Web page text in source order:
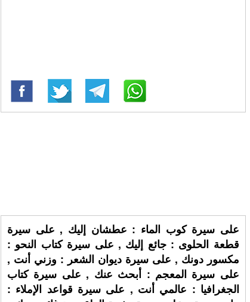
على سيرة كوب الماء : عطشان إليك , على سيرة
قطعة الحلوى : جائع إليك , على سيرة كتاب النحو :
مكسور دونك , على سيرة ديوان الشعر : وزني أنت ,
على سيرة المعجم : أبحث عنك , على سيرة كتاب
الجغرافيا : عالمي أنت , على سيرة قواعد الإملاء :